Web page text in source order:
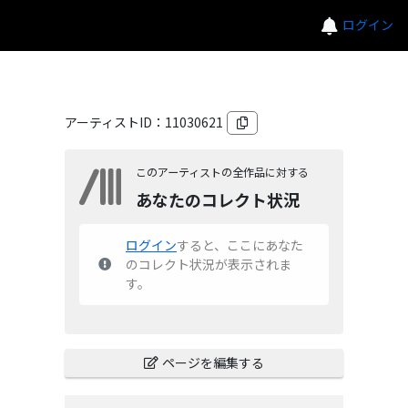
ログイン
アーティストID： 11030621
このアーティストの全作品に対する
あなたのコレクト状況
ログインすると、ここにあなた
のコレクト状況が表示されま
す。
ページを編集する